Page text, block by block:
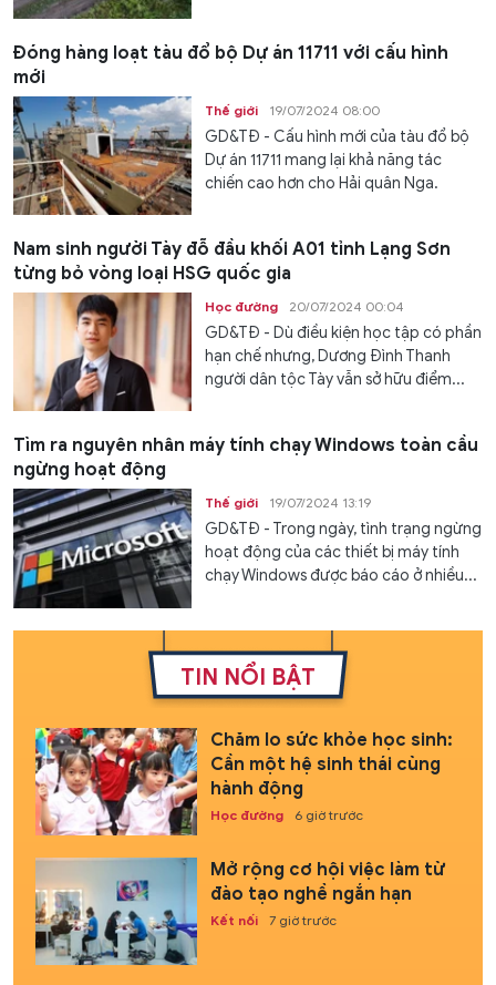
Đóng hàng loạt tàu đổ bộ Dự án 11711 với cấu hình
mới
Thế giới 19/07/2024 08:00
GD&TĐ - Cấu hình mới của tàu đổ bộ
Dự án 11711 mang lại khả năng tác
chiến cao hơn cho Hải quân Nga.
Nam sinh người Tày đỗ đầu khối A01 tỉnh Lạng Sơn
từng bỏ vòng loại HSG quốc gia
Học đường 20/07/2024 00:04
GD&TĐ - Dù điều kiện học tập có phần
hạn chế nhưng, Dương Đình Thanh
người dân tộc Tày vẫn sở hữu điểm...
Tìm ra nguyên nhân máy tính chạy Windows toàn cầu
ngừng hoạt động
Thế giới 19/07/2024 13:19
GD&TĐ - Trong ngày, tình trạng ngừng
hoạt động của các thiết bị máy tính
chạy Windows được báo cáo ở nhiều...
TIN NỔI BẬT
Chăm lo sức khỏe học sinh:
Cần một hệ sinh thái cùng
hành động
Học đường 6 giờ trước
Mở rộng cơ hội việc làm từ
đào tạo nghề ngắn hạn
Kết nối 7 giờ trước